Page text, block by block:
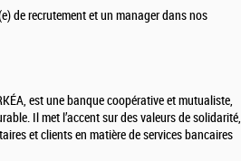
de recrutement et un manager dans nos
est une banque coopérative et mutualiste,
Il met l’accent sur des valeurs de solidarité,
et clients en matière de services bancaires